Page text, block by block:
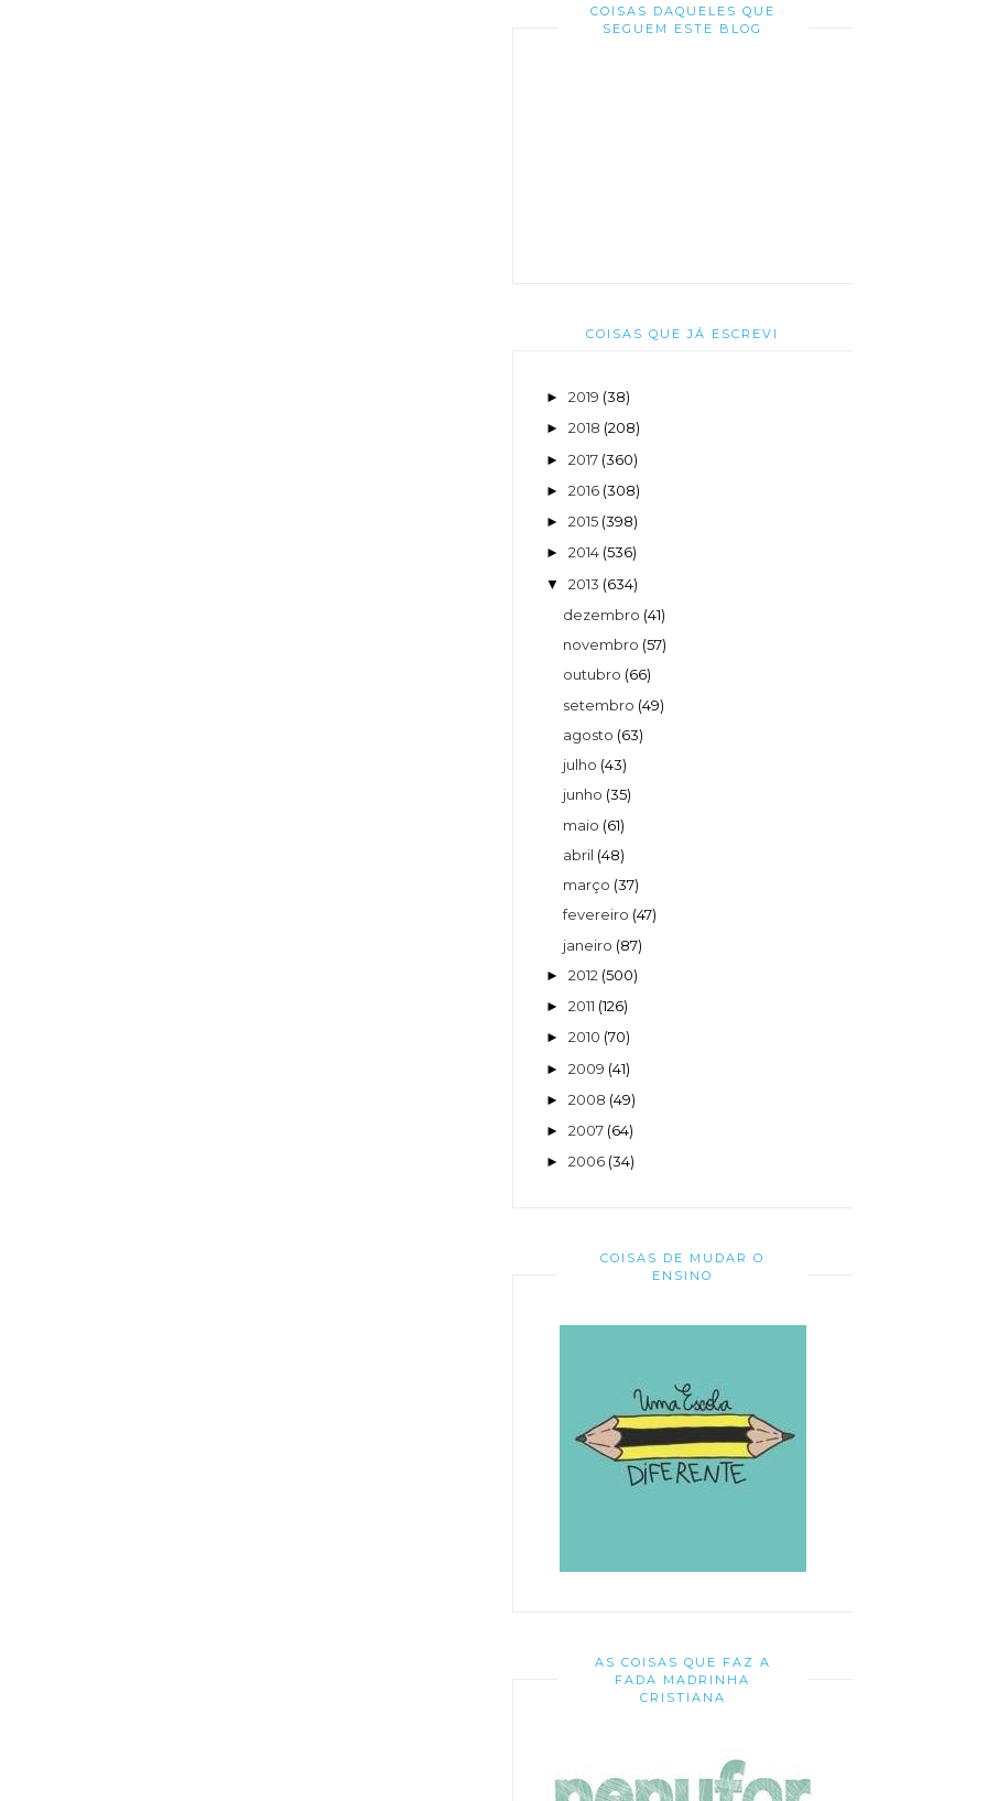
COISAS DAQUELES QUE
SEGUEM ESTE BLOG
COISAS QUE JÁ ESCREVI
► 2019 (38)
► 2018 (208)
► 2017 (360)
► 2016 (308)
► 2015 (398)
► 2014 (536)
▼ 2013 (634)
dezembro (41)
novembro (57)
outubro (66)
setembro (49)
agosto (63)
julho (43)
junho (35)
maio (61)
abril (48)
março (37)
fevereiro (47)
janeiro (87)
► 2012 (500)
► 2011 (126)
► 2010 (70)
► 2009 (41)
► 2008 (49)
► 2007 (64)
► 2006 (34)
COISAS DE MUDAR O
ENSINO
AS COISAS QUE FAZ A
FADA MADRINHA
CRISTIANA